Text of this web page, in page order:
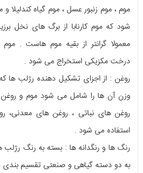
موم ، موم زنبور عسل ، موم گیاه کندلیلا و
شود که موم کارنابا از برگ های نخل
معمولا گرانتر از بقیه موم هاست . موم
درخت مکزیکی استخراج می شود .
روغن : از اجزای تشکیل دهنده رژلب
وزن آن ها را شامل می شود موم و
روغن های نباتی ، روغن های معدنی،
استفاده می شود .
رنگ ها و رنگدانه ها : بسته به رنگ
به دو دسته گیاهی و صنعتی تقسیم